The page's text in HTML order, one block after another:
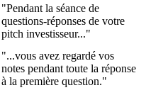
"Pendant la séance de
questions-réponses de votre
pitch investisseur..."
"...vous avez regardé vos
notes pendant toute la réponse
à la première question."